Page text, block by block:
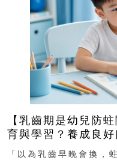
【乳齒期是幼兒防
育與學習？養成良好口腔習慣
瑯質 兒童牙膏防護
「以為乳齒早晚會換，